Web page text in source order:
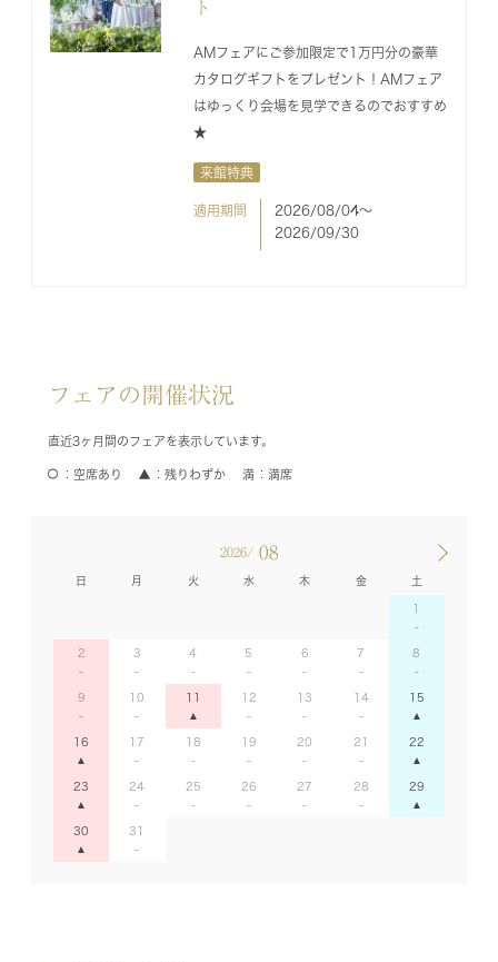
ト
AMフェアにご参加限定で1万円分の豪華
カタログギフトをプレゼント！AMフェア
はゆっくり会場を見学できるのでおすすめ
★
来館特典
適用期間
2026/08/04〜
2026/09/30
フェアの開催状況
直近3ヶ月間のフェアを表示しています。
空席あり 残りわずか 満席
2026/ 08
日 月 火 水 木 金 土
1
2 3 4 5 6 7 8
9 10 11 12 13 14 15
16 17 18 19 20 21 22
23 24 25 26 27 28 29
30 31